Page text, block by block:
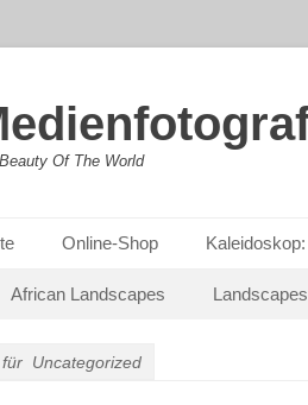
Of The World
Online-Shop
African Landscapes Landscapes
Uncategorized